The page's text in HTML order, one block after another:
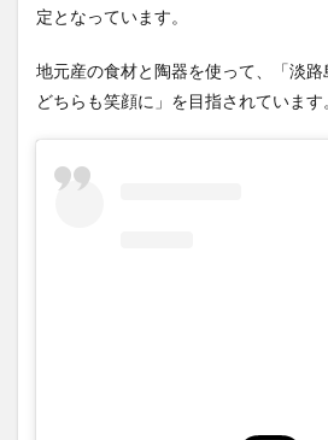
定となっています。
地元産の食材と陶器を使って、「淡
どちらも笑顔に」を目指されています